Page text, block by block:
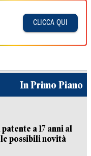
CLICCA QUI
In Primo Piano
a 17 anni al
possibili novità